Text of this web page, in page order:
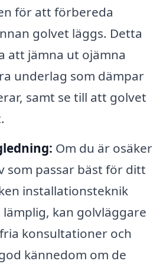
för att förbereda
golvet läggs. Detta
att jämna ut ojämna
underlag som dämpar
samt se till att golvet
Om du är osäker
som passar bäst för ditt
installationsteknik
lämplig, kan golvläggare
konsultationer och
kännedom om de